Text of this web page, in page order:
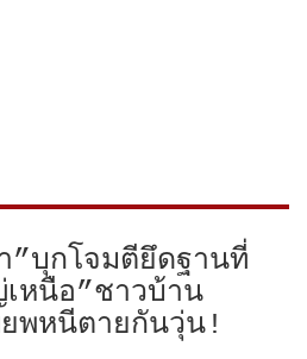
”บุกโจมตียึดฐานที่
หนือ”ชาวบ้าน
พหนีตายกันวุ่น!